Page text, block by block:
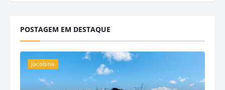
POSTAGEM EM DESTAQUE
Jacobina